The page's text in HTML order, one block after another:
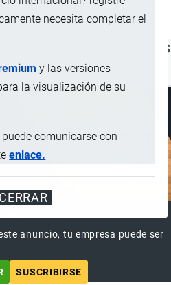
necesita completar el
y las versiones
la visualización de su
comunicarse con
enlace.
CERRAR
91.01
ÍNDICE DE CONTENIDOS
EMPRESA
anuncio, tu empresa puede ser
SUSCRIBIRSE